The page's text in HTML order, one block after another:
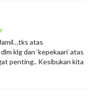
atas
klg dan ‘kepekaan’ atas
penting.. Kesibukan kita